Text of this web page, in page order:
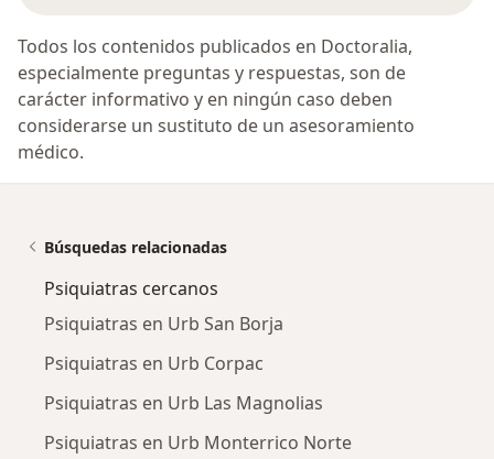
Todos los contenidos publicados en Doctoralia,
especialmente preguntas y respuestas, son de
carácter informativo y en ningún caso deben
considerarse un sustituto de un asesoramiento
médico.
Búsquedas relacionadas
Psiquiatras cercanos
Psiquiatras en Urb San Borja
Psiquiatras en Urb Corpac
Psiquiatras en Urb Las Magnolias
Psiquiatras en Urb Monterrico Norte